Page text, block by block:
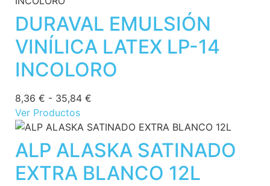
DURAVAL EMULSIÓN
VINÍLICA LATEX LP-14
INCOLORO
8,36 € - 35,84 €
Ver Productos
ALP ALASKA SATINADO
EXTRA BLANCO 12L